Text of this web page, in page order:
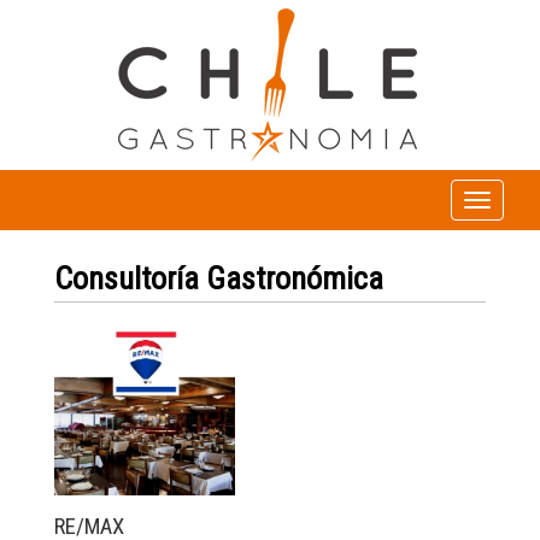
Toggle
navigation
Consultoría Gastronómica
RE/MAX